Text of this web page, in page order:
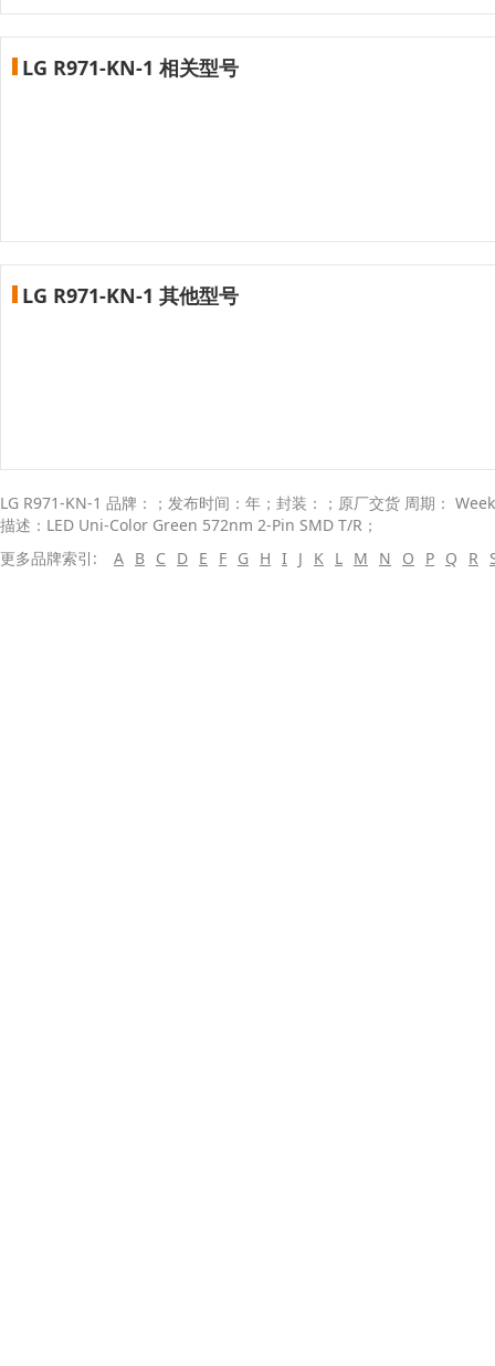
LG R971-KN-1 相关型号
LG R971-KN-1 其他型号
LG R971-KN-1 品牌：；发布时间：年；封装：；原厂交货 周期：
描述：LED Uni-Color Green 572nm 2-Pin SMD T/R；
更多品牌索引:
A B C D E F G H I J K L M N O P Q R